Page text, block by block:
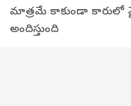
మాత్రమే కాకుండా కారులో
అందిస్తుంది